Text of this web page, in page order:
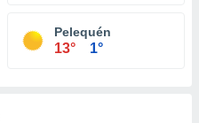
Pelequén
13° 1°